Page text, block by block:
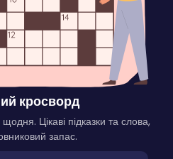
кросворд
Цікаві підказки та слова,
запас.